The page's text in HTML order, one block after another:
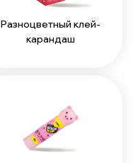
Разноцветный клей-
карандаш